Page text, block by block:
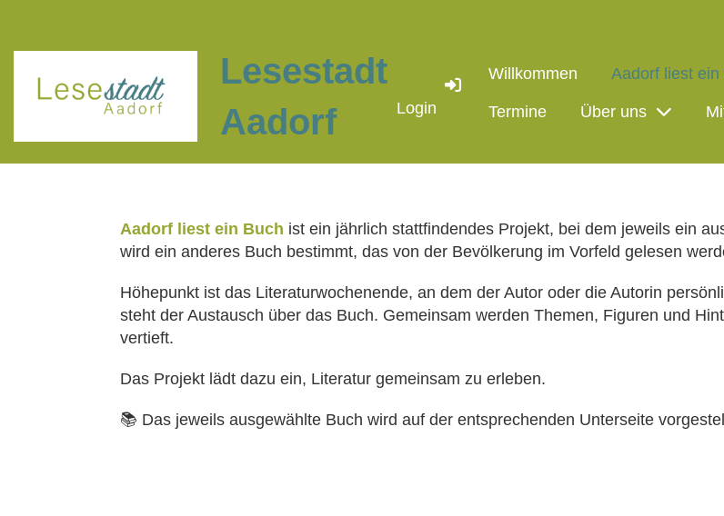
Willkommen Aadorf liest ein
Termine Über uns
Login
Lesestadt
Aadorf
Aadorf liest ein Buch ist ein jährlich stattfindendes Projekt, bei dem jeweils ein
wird ein anderes Buch bestimmt, das von der Bevölkerung im Vorfeld gelesen
Höhepunkt ist das Literaturwochenende, an dem der Autor oder die Autorin
steht der Austausch über das Buch. Gemeinsam werden Themen, Figuren und
vertieft.
Das Projekt lädt dazu ein, Literatur gemeinsam zu erleben.
📚 Das jeweils ausgewählte Buch wird auf der entsprechenden Unterseite